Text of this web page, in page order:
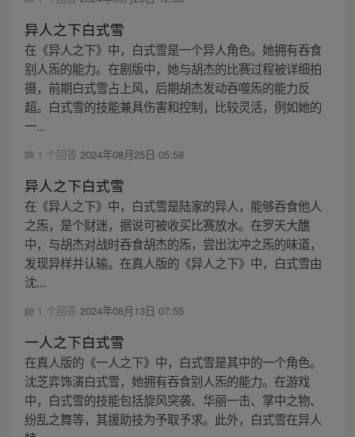
异人之下白式雪
在《异人之下》中，白式雪是一个异人角色。她拥有吞食
别人炁的能力。在剧版中，她与胡杰的比赛过程被详细拍
摄，前期白式雪占上风，后期胡杰发动吞噬炁的能力反
超。白式雪的技能兼具伤害和控制，比较灵活，例如她的
一...
1 个回答 2024年08月25日 05:58
异人之下白式雪
在《异人之下》中，白式雪是陆家的异人，能够吞食他人
之炁，是个财迷，据说可被收买比赛放水。在罗天大醮
中，与胡杰对战时吞食胡杰的炁，尝出沈冲之炁的味道，
发现异样并认输。在真人版的《异人之下》中，白式雪由
沈...
1 个回答 2024年08月13日 07:55
一人之下白式雪
在真人版的《一人之下》中，白式雪是其中的一个角色。
沈芝弈饰演白式雪，她拥有吞食别人炁的能力。在游戏
中，白式雪的技能包括旋风突袭、华丽一击、掌中之物、
纷乱之舞等，其援助技为予取予求。此外，白式雪在异人